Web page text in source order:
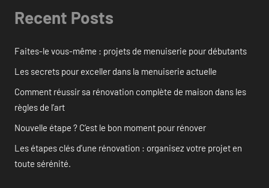
Recent Posts
Faites-le vous-même : projets de menuiserie pour débutants
Les secrets pour exceller dans la menuiserie actuelle
Comment réussir sa rénovation complète de maison dans les
règles de l’art
Nouvelle étape ? C’est le bon moment pour rénover
Les étapes clés d’une rénovation : organisez votre projet en
toute sérénité.